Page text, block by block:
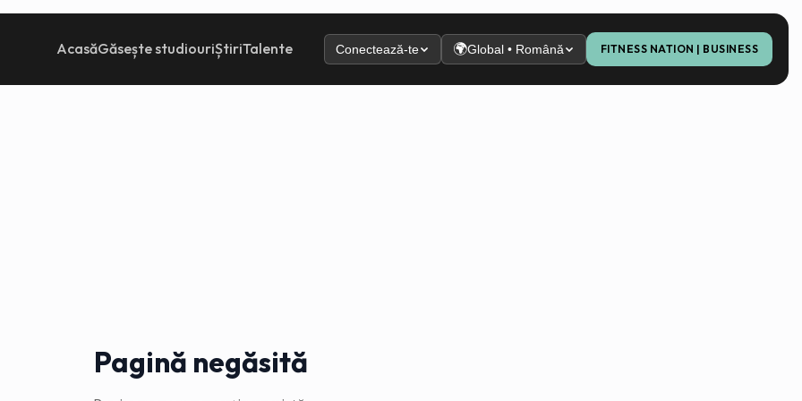
AcasăGăsește studiouriȘtiriTalente Conectează-te 🌍Global • Română FITNESS NATION | BUSINESS
Pagină negăsită